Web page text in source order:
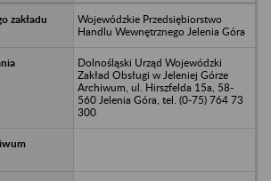
Wojewódzkie Przedsiębiorstwo
Handlu Wewnętrznego Jelenia Góra
Dolnośląski Urząd Wojewódzki
Zakład Obsługi w Jeleniej Górze
Archiwum, ul. Hirszfelda 15a, 58-
560 Jelenia Góra, tel. (0-75) 764 73
300